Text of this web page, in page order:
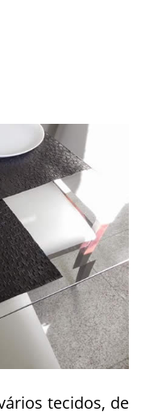
tecidos, de